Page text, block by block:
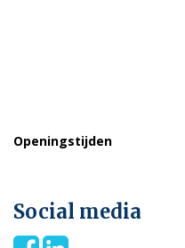
Openingstijden
Social media